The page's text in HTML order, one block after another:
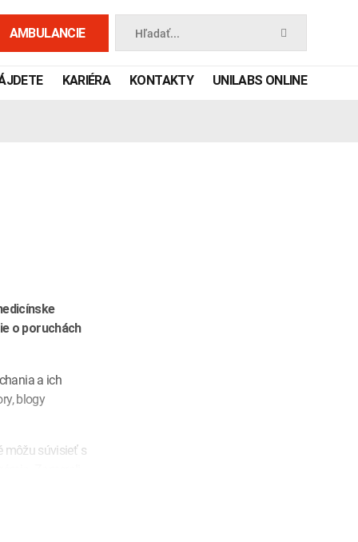
AMBULANCIE Hľadať...
príručka
KARIÉRA KONTAKTY UNILABS ONLINE
o poruchách
a ich
blogy
môžu súvisieť s